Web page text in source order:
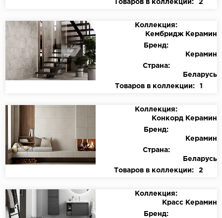
Товаров в коллекции: 2
Коллекция:
Кембридж Керамин
Бренд:
Керамин
Страна:
Беларусь
Товаров в коллекции:
1
Коллекция:
Конкорд Керамин
Бренд:
Керамин
Страна:
Беларусь
Товаров в коллекции:
2
Коллекция:
Красс Керамин
Бренд: